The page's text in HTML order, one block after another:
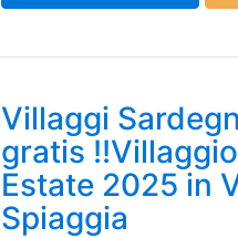
Villaggi
gratis
Estate 2025 in
Spiaggia